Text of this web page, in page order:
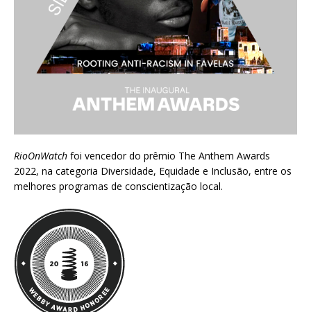
RioOnWatch foi vencedor do prêmio The Anthem Awards
2022, na categoria Diversidade, Equidade e Inclusão, entre os
melhores programas de conscientização local.